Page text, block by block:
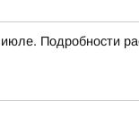
Подробности